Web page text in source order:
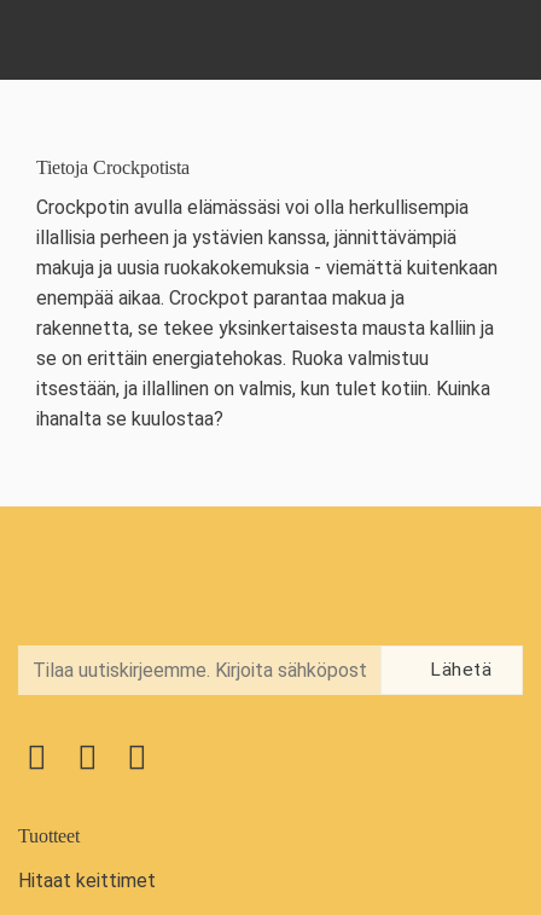
Tietoja Crockpotista
Crockpotin avulla elämässäsi voi olla herkullisempia
illallisia perheen ja ystävien kanssa, jännittävämpiä
makuja ja uusia ruokakokemuksia - viemättä kuitenkaan
enempää aikaa. Crockpot parantaa makua ja
rakennetta, se tekee yksinkertaisesta mausta kalliin ja
se on erittäin energiatehokas. Ruoka valmistuu
itsestään, ja illallinen on valmis, kun tulet kotiin. Kuinka
ihanalta se kuulostaa?
Tuotteet
Hitaat keittimet